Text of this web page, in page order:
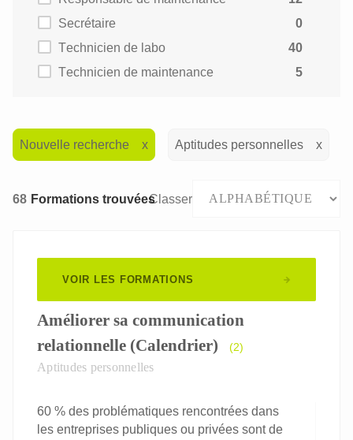
Secrétaire
0
Technicien de labo
40
Technicien de maintenance
5
Nouvelle recherche Aptitudes personnelles
68 Formations trouvéesClasser
VOIR LES FORMATIONS
Améliorer sa communication
relationnelle (Calendrier)
(2)
Aptitudes personnelles
60 % des problématiques rencontrées dans
les entreprises publiques ou privées sont de